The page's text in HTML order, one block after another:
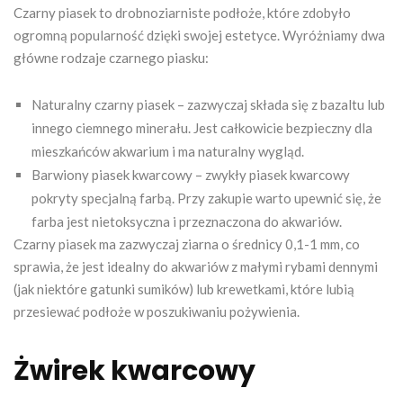
Czarny piasek to drobnoziarniste podłoże, które zdobyło
ogromną popularność dzięki swojej estetyce. Wyróżniamy dwa
główne rodzaje czarnego piasku:
Naturalny czarny piasek – zazwyczaj składa się z bazaltu lub
innego ciemnego minerału. Jest całkowicie bezpieczny dla
mieszkańców akwarium i ma naturalny wygląd.
Barwiony piasek kwarcowy – zwykły piasek kwarcowy
pokryty specjalną farbą. Przy zakupie warto upewnić się, że
farba jest nietoksyczna i przeznaczona do akwariów.
Czarny piasek ma zazwyczaj ziarna o średnicy 0,1-1 mm, co
sprawia, że jest idealny do akwariów z małymi rybami dennymi
(jak niektóre gatunki sumików) lub krewetkami, które lubią
przesiewać podłoże w poszukiwaniu pożywienia.
Żwirek kwarcowy